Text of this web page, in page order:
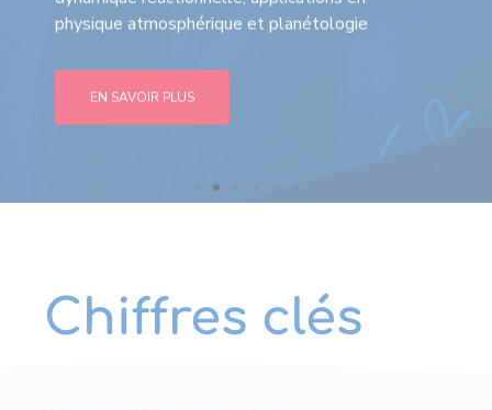
physique atmosphérique et planétologie
EN SAVOIR PLUS
Chiffres clés